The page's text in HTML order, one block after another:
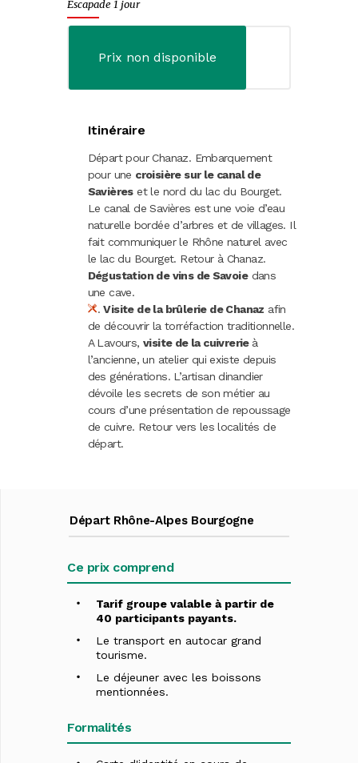
Evènements
Croisières fluviales
Journées
Escapade 1 jour
Prix non disponible
Itinéraire
Départ pour Chanaz. Embarquement
pour une croisière sur le canal de
Savièreset le nord du lac du Bourget.
Le canal de Savières est une voie d’eau
naturelle bordée d’arbres et de villages. Il
fait communiquer le Rhône naturel avec
le lac du Bourget. Retour à Chanaz.
Dégustation de vins de Savoiedans
une cave.
.Visite de la brûlerie de Chanaz afin
de découvrir la torréfaction traditionnelle.
A Lavours, visite de la cuivrerie à
l’ancienne, un atelier qui existe depuis
des générations. L’artisan dinandier
dévoile les secrets de son métier au
cours d’une présentation de repoussage
de cuivre. Retour vers les localités de
départ.
Départ Rhône-Alpes Bourgogne
Ce prix comprend
Tarif groupe valable à partir de
40 participants payants.
Le transport en autocar grand
tourisme.
Le déjeuner avec les boissons
mentionnées.
Formalités